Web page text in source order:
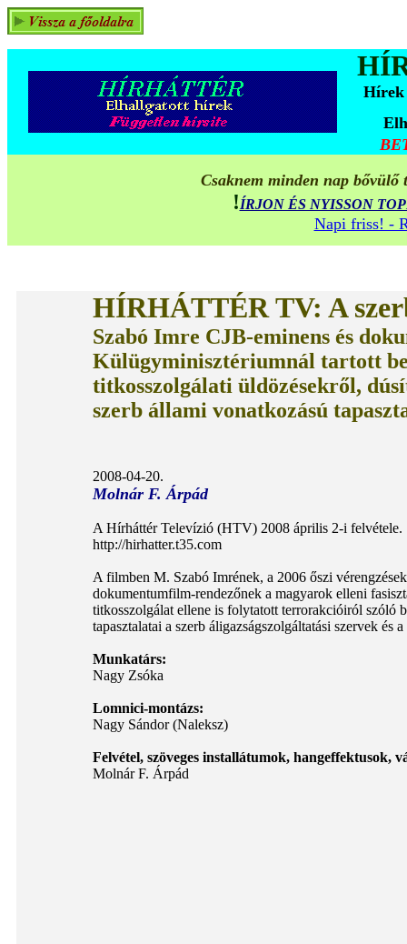
Hírek
Csaknem minden nap
!ÍRJON ÉS NYISSON
Napi friss! -
HÍRHÁTTÉR TV: A
Szabó Imre CJB-eminens és
Külügyminisztériumnál tartott
titkosszolgálati üldözésekről,
szerb állami vonatkozású
2008-04-20.
Molnár F. Árpád
A Hírháttér Televízió (HTV) 2008 április 2-i felvétele.
http://hirhatter.t35.com
A filmben M. Szabó Imrének, a 2006 őszi
dokumentumfilm-rendezőnek a magyarok elleni
titkosszolgálat ellene is folytatott terrorakcióiról szóló
tapasztalatai a szerb áligazságszolgáltatási szervek és
Munkatárs:
Nagy Zsóka
Lomnici-montázs:
Nagy Sándor (Naleksz)
Felvétel, szöveges installátumok, hangeffektusok,
Molnár F. Árpád